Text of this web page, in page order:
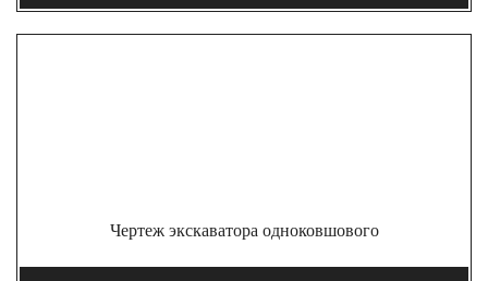
Чертеж экскаватора одноковшового